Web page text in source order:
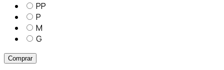
PP
P
M
G
Comprar